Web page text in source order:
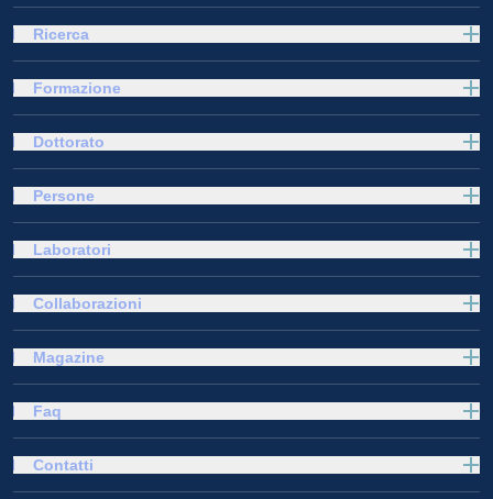
Ricerca
Formazione
Dottorato
Persone
Laboratori
Collaborazioni
Magazine
Faq
Contatti